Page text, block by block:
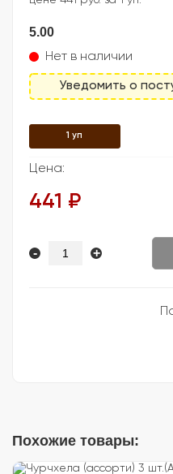
5.00
Нет в наличии
Уведомить о
1 уп
Цена:
441 ₽
- +
Похожие товары: